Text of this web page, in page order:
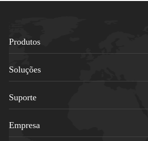
Produtos
Soluções
Suporte
Empresa